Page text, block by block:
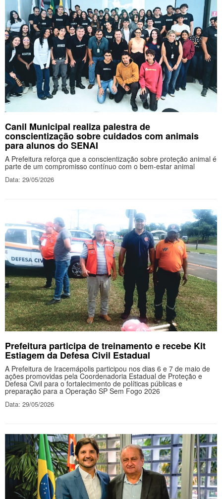
Canil Municipal realiza palestra de
conscientização sobre cuidados com animais
para alunos do SENAI
A Prefeitura reforça que a conscientização sobre proteção animal é
parte de um compromisso contínuo com o bem-estar animal
Data: 29/05/2026
Prefeitura participa de treinamento e recebe Kit
Estiagem da Defesa Civil Estadual
A Prefeitura de Iracemápolis participou nos dias 6 e 7 de maio de
ações promovidas pela Coordenadoria Estadual de Proteção e
Defesa Civil para o fortalecimento de políticas públicas e
preparação para a Operação SP Sem Fogo 2026
Data: 29/05/2026